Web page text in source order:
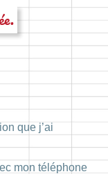
que j’ai
mon téléphone